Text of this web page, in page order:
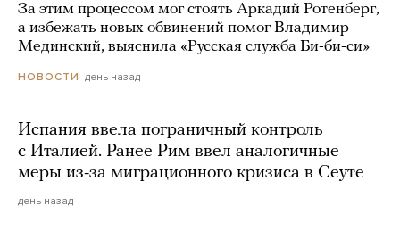
За этим процессом мог стоять Аркадий Ротенберг,
а избежать новых обвинений помог Владимир
Мединский, выяснила «Русская служба Би-би-си»
НОВОСТИ день назад
Испания ввела пограничный контроль
с Италией. Ранее Рим ввел аналогичные
меры из-за миграционного кризиса в Сеуте
день назад